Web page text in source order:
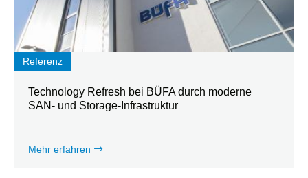
Referenz
Technology Refresh bei BÜFA durch moderne
SAN- und Storage-Infrastruktur
Mehr erfahren